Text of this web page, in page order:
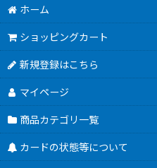
ホーム
ショッピングカート
新規登録はこちら
マイページ
商品カテゴリ一覧
カードの状態等について